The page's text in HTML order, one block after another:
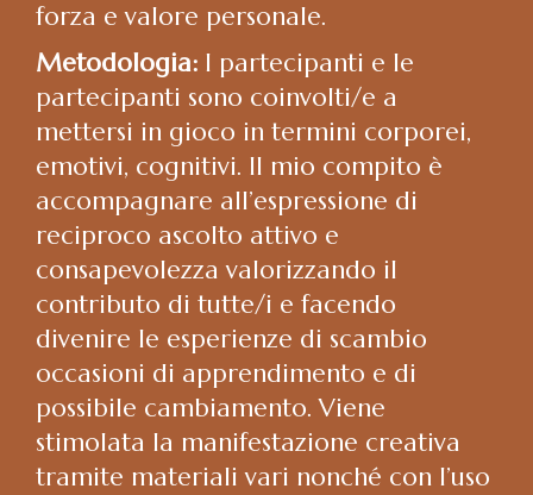
forza e valore personale.
Metodologia: I partecipanti e le
partecipanti sono coinvolti/e a
mettersi in gioco in termini corporei,
emotivi, cognitivi. Il mio compito è
accompagnare all’espressione di
reciproco ascolto attivo e
consapevolezza valorizzando il
contributo di tutte/i e facendo
divenire le esperienze di scambio
occasioni di apprendimento e di
possibile cambiamento. Viene
stimolata la manifestazione creativa
tramite materiali vari nonché con l’uso